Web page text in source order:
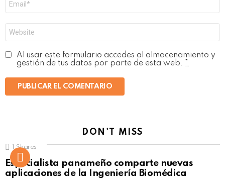
electrónico
*
Al usar este formulario accedes al almacenamiento y
gestión de tus datos por parte de esta web.
DON'T MISS
Click to view this post
Shares
Especialista panameño comparte nuevas
aplicaciones de la Ingeniería Biomédica